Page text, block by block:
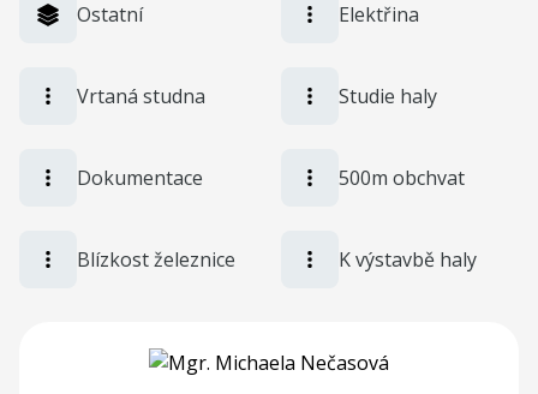
Ostatní Elektřina
Vrtaná studna Studie haly
Dokumentace 500m obchvat
Blízkost železnice K výstavbě haly